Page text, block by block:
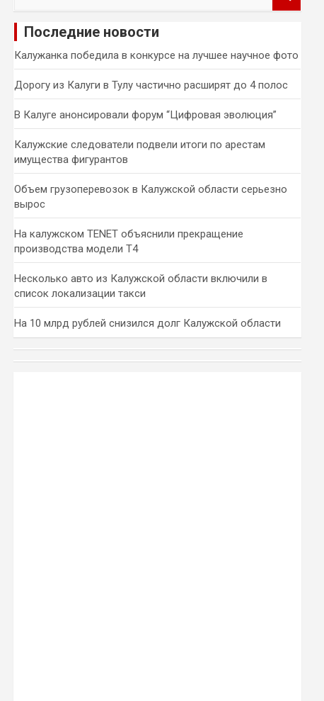
и
Последние новости
Калужанка победила в конкурсе на лучшее научное фото
Дорогу из Калуги в Тулу частично расширят до 4 полос
В Калуге анонсировали форум “Цифровая эволюция”
Калужские следователи подвели итоги по арестам
имущества фигурантов
Объем грузоперевозок в Калужской области серьезно
вырос
На калужском TENET объяснили прекращение
производства модели T4
Несколько авто из Калужской области включили в
список локализации такси
На 10 млрд рублей снизился долг Калужской области